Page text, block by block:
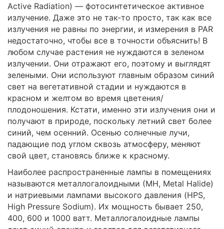
Active Radiation) — фотосинтетическое активное
излучение. Даже это не так-то просто, так как все
излучения не равны по энергии, и измерения в PAR
недостаточно, чтобы все в точности объяснить! В
любом случае растения не нуждаются в зеленом
излучении. Они отражают его, поэтому и выглядят
зелеными. Они используют главным образом синий
свет на вегетативной стадии и нуждаются в
красном и желтом во время цветения/
плодоношения. Кстати, именно эти излучения они и
получают в природе, поскольку летний свет более
синий, чем осенний. Осенью солнечные лучи,
падающие под углом сквозь атмосферу, меняют
свой цвет, становясь ближе к красному.
Наиболее распространенные лампы в помещениях
называются металлогалоидными (МН, Metal Halide)
и натриевыми лампами высокого давления (HPS,
High Pressure Sodium). Их мощность бывает 250,
400, 600 и 1000 ватт. Металлогалоидные лампы